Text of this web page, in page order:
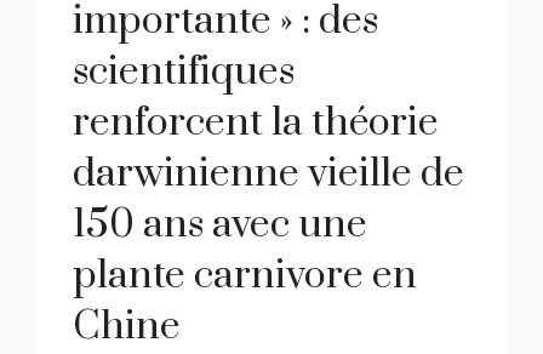
importante » : des
scientifiques
renforcent la théorie
darwinienne vieille de
150 ans avec une
plante carnivore en
Chine